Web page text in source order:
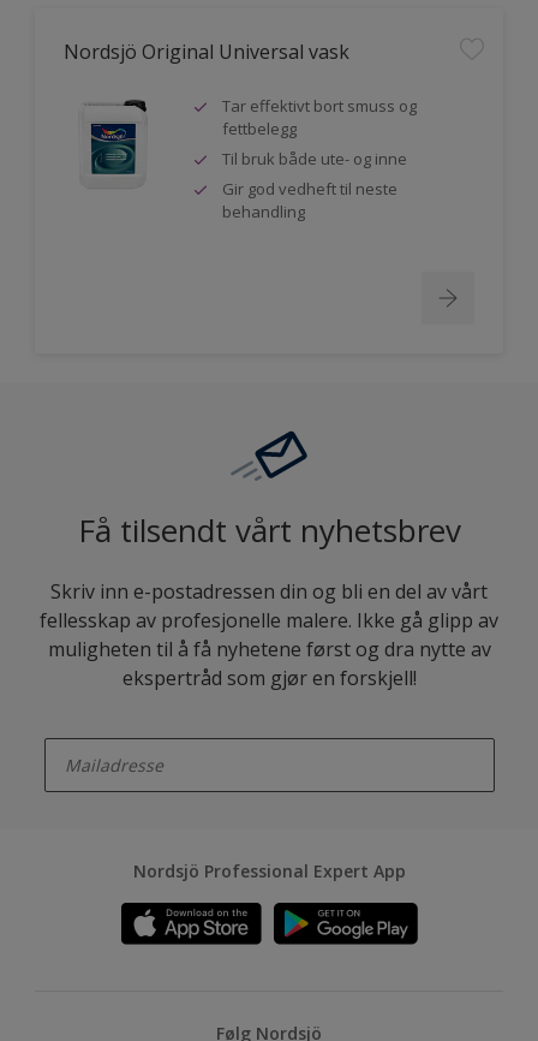
Nordsjö Original Universal vask
Tar effektivt bort smuss og
fettbelegg
Til bruk både ute- og inne
Gir god vedheft til neste
behandling
Få tilsendt vårt nyhetsbrev
Skriv inn e-postadressen din og bli en del av vårt
fellesskap av profesjonelle malere. Ikke gå glipp av
muligheten til å få nyhetene først og dra nytte av
ekspertråd som gjør en forskjell!
Nordsjö Professional Expert App
Følg Nordsjö